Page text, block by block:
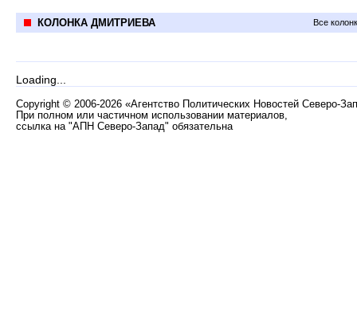
КОЛОНКА ДМИТРИЕВА Все
Loading...
Copyright © 2006-2026 «Агентство Политических Новостей Северо-
При полном или частичном использовании материалов,
ссылка на "АПН Северо-Запад" обязательна